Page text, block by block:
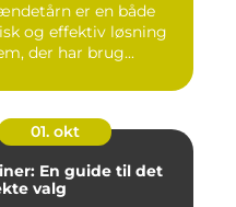
er en både
og effektiv løsning
der har brug...
01. okt
En guide til det
valg